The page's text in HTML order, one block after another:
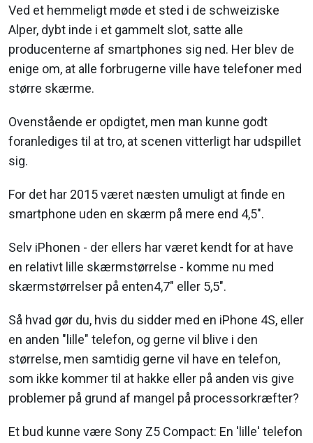
Ved et hemmeligt møde et sted i de schweiziske
Alper, dybt inde i et gammelt slot, satte alle
producenterne af smartphones sig ned. Her blev de
enige om, at alle forbrugerne ville have telefoner med
større skærme.
Ovenstående er opdigtet, men man kunne godt
foranlediges til at tro, at scenen vitterligt har udspillet
sig.
For det har 2015 været næsten umuligt at finde en
smartphone uden en skærm på mere end 4,5".
Selv iPhonen - der ellers har været kendt for at have
en relativt lille skærmstørrelse - komme nu med
skærmstørrelser på enten4,7" eller 5,5".
Så hvad gør du, hvis du sidder med en iPhone 4S, eller
en anden "lille" telefon, og gerne vil blive i den
størrelse, men samtidig gerne vil have en telefon,
som ikke kommer til at hakke eller på anden vis give
problemer på grund af mangel på processorkræfter?
Et bud kunne være Sony Z5 Compact: En 'lille' telefon